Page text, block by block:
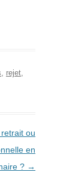
, rejet,
ou
en
? →